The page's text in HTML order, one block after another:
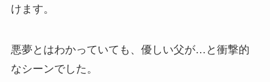
けます。
悪夢とはわかっていても、優しい父が…と衝撃的
なシーンでした。